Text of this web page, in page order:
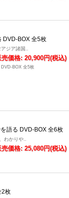
DVD-BOX 全5枚
ジア諸国..
売価格: 20,900円(税込)
BOX 全5枚
語る DVD-BOX 全6枚
わかりや..
売価格: 25,080円(税込)
2枚